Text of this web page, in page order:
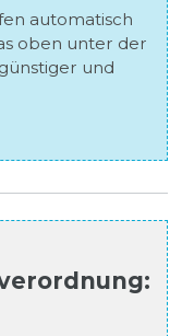
automatisch
oben unter der
und
: